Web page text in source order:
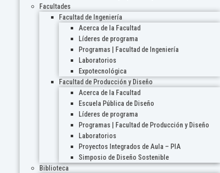
Facultades
Facultad de Ingeniería
Acerca de la Facultad
Líderes de programa
Programas | Facultad de Ingeniería
Laboratorios
Expotecnológica
Facultad de Producción y Diseño
Acerca de la Facultad
Escuela Pública de Diseño
Líderes de programa
Programas | Facultad de Producción y Diseño
Laboratorios
Proyectos Integrados de Aula – PIA
Simposio de Diseño Sostenible
Biblioteca